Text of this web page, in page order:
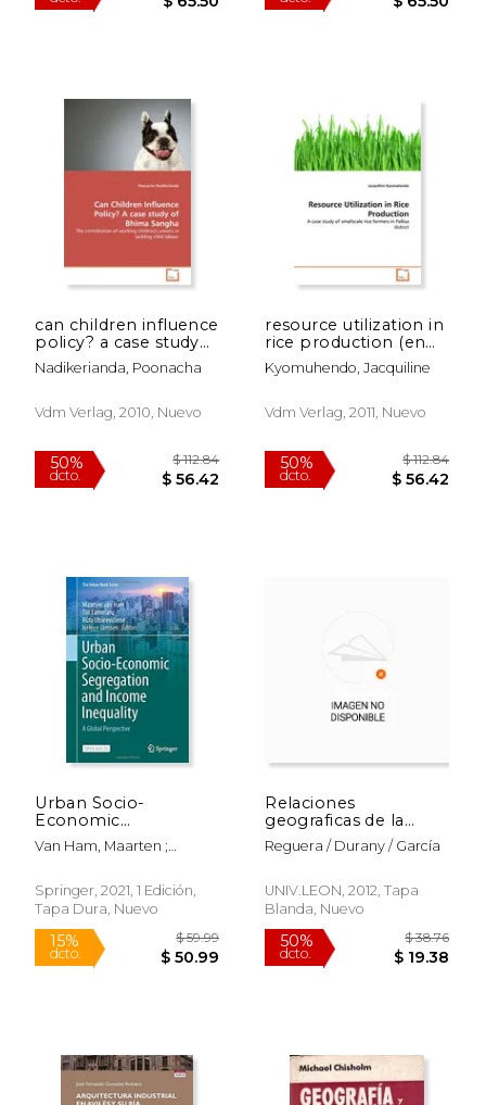
50%
$ 56.42 dcto.
50%
dcto. $ 27.25
can children influence
policy? a case study
of bhima sangha (en
Inglés)
Nadikerianda, Poonacha
Vdm Verlag, 2010, Nuevo
resource utilization in
rice production (en
Inglés)
Kyomuhendo, Jacquiline
Vdm Verlag, 2011, Nuevo
Urban Socio-
Economic
Segregation and
Income Inequality: A
(en Inglés)
Van Ham, Maarten ;
Ubarevi&#269;iene,
R&#363;ta
Springer, 2021, 1 Edición,
Tapa Dura, Nuevo
Relaciones
geograficas de la
provincia de León
Reguera / Durany / García
UNIV.LEON, 2012, Tapa
Blanda, Nuevo